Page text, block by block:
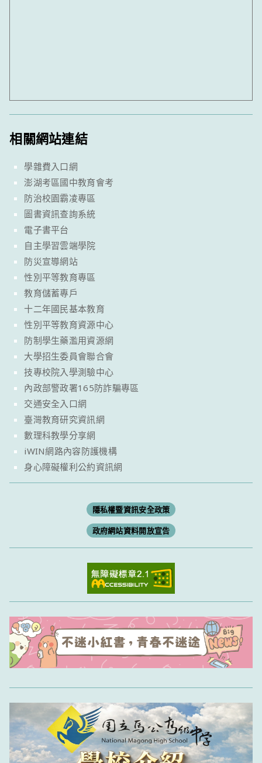
相關網站連結
學雜費入口網
澎湖考區國中教育會考
防治校園霸凌專區
圖書資訊查詢系統
電子書平台
自主學習雲端學院
防災宣導網站
性別平等教育專區
教育儲蓄專戶
十二年國民基本教育
性別平等教育資源中心
防制學生藥濫用資源網
大學招生委員會聯合會
技專校院入學測驗中心
內政部警政署165防詐騙專區
交通安全入口網
臺灣教育研究資訊網
數理科教學分享網
iWIN網路內容防護機構
身心障礙權利公約資訊網
隱私權暨資訊安全政策
政府網站資料開放宣告